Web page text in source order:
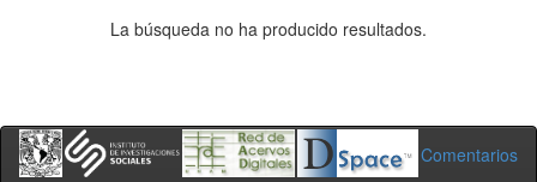
La búsqueda no ha producido resultados.
Comentarios